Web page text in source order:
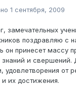
1 сентября, 2009
замечательных
поздравляю с
он принесет массу
знаний и
удовлетворения от
их достижения.